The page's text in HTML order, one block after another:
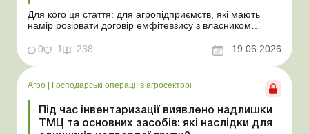
Для кого ця стаття: для агропідприємств, які мають
намір розірвати договір емфітевзису з власником
ситуацію тим, що плата за користування земельною
ділянкою була виплачена власнику наперед за декілька
років. У такому разі перед емфітевтом і власник...
0 1 238 19.06.2026
Агро | Господарські операції в агросекторі
Під час інвентаризації виявлено надлишки
ТМЦ та основних засобів: які наслідки для